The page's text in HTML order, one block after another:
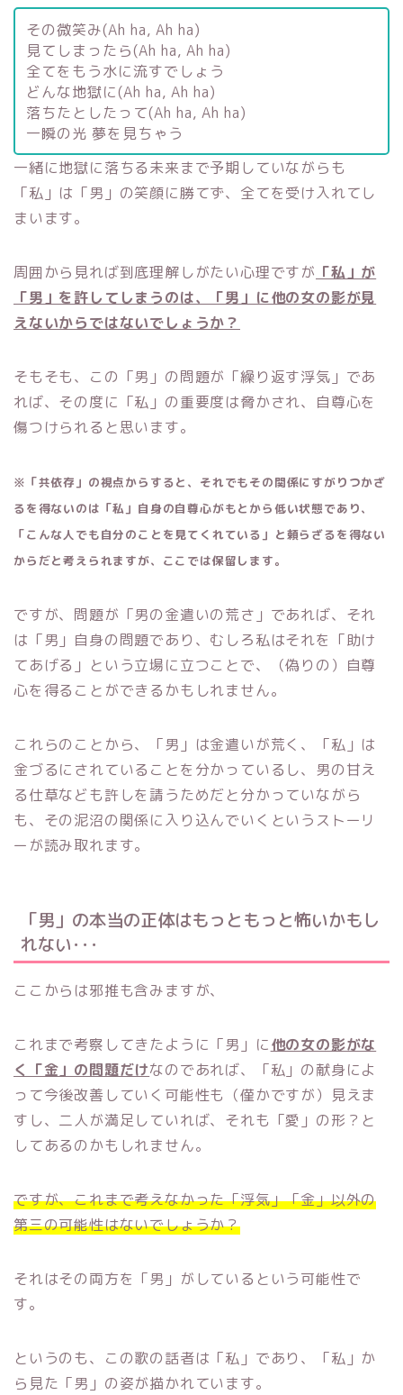
その微笑み(Ah ha, Ah ha)
見てしまったら(Ah ha, Ah ha)
全てをもう水に流すでしょう
どんな地獄に(Ah ha, Ah ha)
落ちたとしたって(Ah ha, Ah ha)
一瞬の光 夢を見ちゃう
一緒に地獄に落ちる未来まで予期していながらも
「私」は「男」の笑顔に勝てず、全てを受け入れてし
まいます。
周囲から見れば到底理解しがたい心理ですが 「私」が
「男」を許してしまうのは、「男」に他の女の影が見
えないからではないでしょうか？
そもそも、この「男」の問題が「繰り返す浮気」であ
れば、その度に「私」の重要度は脅かされ、自尊心を
傷つけられると思います。
※「共依存」の視点からすると、それでもその関係にすがりつかざ
るを得ないのは「私」自身の自尊心がもとから低い状態であり、
「こんな人でも自分のことを見てくれている」と頼らざるを得ない
からだと考えられますが、ここでは保留します。
ですが、問題が「男の金遣いの荒さ」であれば、それ
は「男」自身の問題であり、むしろ私はそれを「助け
てあげる」という立場に立つことで、（偽りの）自尊
心を得ることができるかもしれません。
これらのことから、「男」は金遣いが荒く、「私」は
金づるにされていることを分かっているし、男の甘え
る仕草なども許しを請うためだと分かっていながら
も、その泥沼の関係に入り込んでいくというストーリ
ーが読み取れます。
「男」の本当の正体はもっともっと怖いかもし
れない･･･
ここからは邪推も含みますが、
これまで考察してきたように「男」に他の女の影がな
く「金」の問題だけなのであれば、「私」の献身によ
って今後改善していく可能性も（僅かですが）見えま
すし、二人が満足していれば、それも「愛」の形？と
してあるのかもしれません。
ですが、これまで考えなかった「浮気」「金」以外の
第三の可能性はないでしょうか？
それはその両方を「男」がしているという可能性で
す。
というのも、この歌の話者は「私」であり、「私」か
ら見た「男」の姿が描かれています。